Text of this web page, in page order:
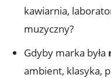
kawiarnia,
muzyczny?
Gdyby marka była
ambient, klasyka,